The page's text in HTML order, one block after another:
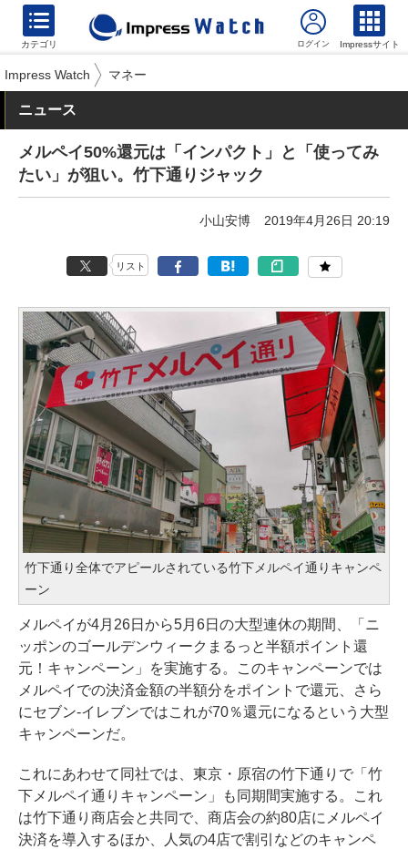
カテゴリ Impressサイト
Impress Watch マネー
ニュース
メルペイ50%還元は「インパクト」と「使ってみ
たい」が狙い。竹下通りジャック
小山安博 2019年4月26日 20:19
リスト
竹下通り全体でアピールされている竹下メルペイ通りキャンペ
ーン
メルペイが4月26日から5月6日の大型連休の期間、「ニ
ッポンのゴールデンウィークまるっと半額ポイント還
元！キャンペーン」を実施する。このキャンペーンでは
メルペイでの決済金額の半額分をポイントで還元、さら
にセブン-イレブンではこれが70％還元になるという大型
キャンペーンだ。
これにあわせて同社では、東京・原宿の竹下通りで「竹
下メルペイ通りキャンペーン」も同期間実施する。これ
は竹下通り商店会と共同で、商店会の約80店にメルペイ
決済を導入するほか、人気の4店で割引などのキャンペ